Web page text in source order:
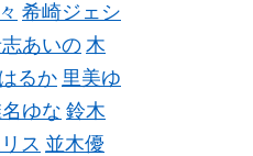
希崎ジェシ
あいの 木
るか 里美ゆ
ゆな 鈴木
ス 並木優